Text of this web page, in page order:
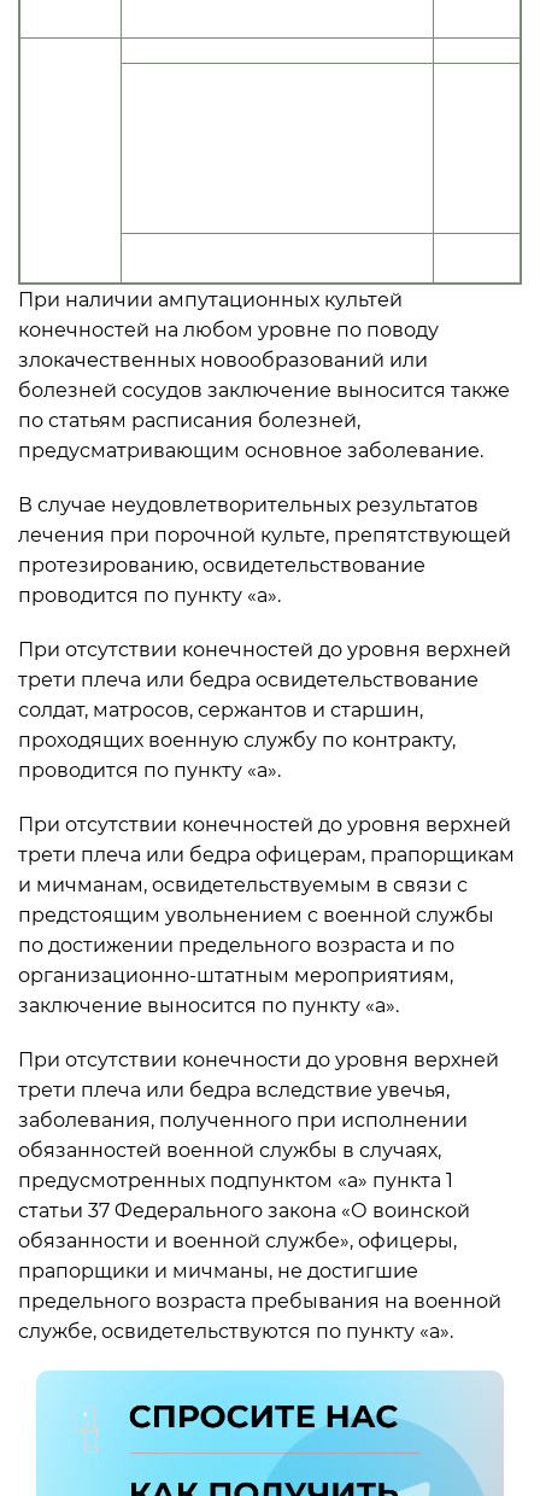
При наличии ампутационных культей
конечностей на любом уровне по поводу
злокачественных новообразований или
болезней сосудов заключение выносится также
по статьям расписания болезней,
предусматривающим основное заболевание.
В случае неудовлетворительных результатов
лечения при порочной культе, препятствующей
протезированию, освидетельствование
проводится по пункту «а».
При отсутствии конечностей до уровня верхней
трети плеча или бедра освидетельствование
солдат, матросов, сержантов и старшин,
проходящих военную службу по контракту,
проводится по пункту «а».
При отсутствии конечностей до уровня верхней
трети плеча или бедра офицерам, прапорщикам
и мичманам, освидетельствуемым в связи с
предстоящим увольнением с военной службы
по достижении предельного возраста и по
организационно-штатным мероприятиям,
заключение выносится по пункту «а».
При отсутствии конечности до уровня верхней
трети плеча или бедра вследствие увечья,
заболевания, полученного при исполнении
обязанностей военной службы в случаях,
предусмотренных подпунктом «а» пункта 1
статьи 37 Федерального закона «О воинской
обязанности и военной службе», офицеры,
прапорщики и мичманы, не достигшие
предельного возраста пребывания на военной
службе, освидетельствуются по пункту «а».